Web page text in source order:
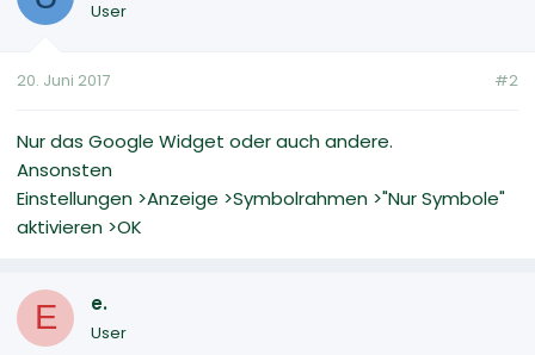
User
20. Juni 2017 #2
Nur das Google Widget oder auch andere.
Ansonsten
Einstellungen >Anzeige >Symbolrahmen >"Nur Symbole"
aktivieren >OK
E e.
User